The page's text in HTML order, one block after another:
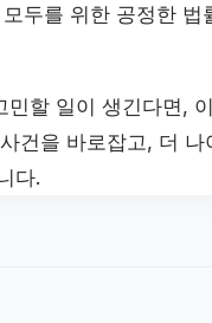
두를 위한 공정한
할 일이 생긴다면,
건을 바로잡고, 더
다.